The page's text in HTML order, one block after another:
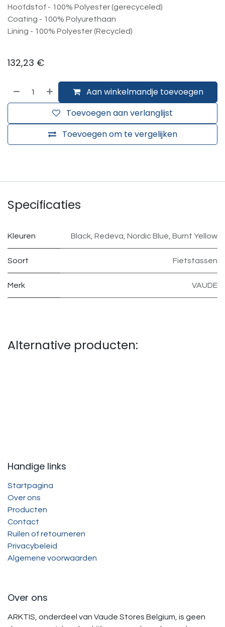
Hoofdstof - 100% Polyester (gerecyceled)
Coating - 100% Polyurethaan
Lining - 100% Polyester (Recycled)
132,23 €
Aan winkelmandje toevoegen
Toevoegen om te vergelijken
Toevoegen aan verlanglijst
Specificaties
Kleuren Black Redeva Nordic Blue Burnt Yellow
Soort Fietstassen
Merk VAUDE
Alternative producten:
Handige links
Startpagina
Over ons
Producten
Contact
Ruilen of retourneren
Privacybeleid
Algemene voorwaarden
Over ons
ARKTIS, onderdeel van Vaude Stores Belgium, is geen